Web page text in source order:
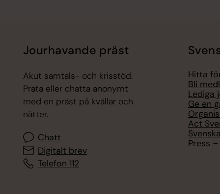
Jourhavande präst
Akut samtals- och krisstöd.
Prata eller chatta anonymt
med en präst på kvällar och
nätter.
Chatt
Digitalt brev
Telefon 112
Hitta
Bli
Lediga
Ge en
Act
Press